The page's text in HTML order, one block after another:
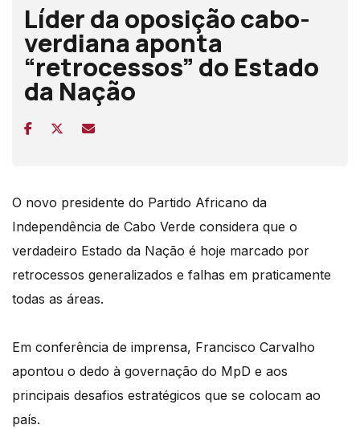
Líder da oposição cabo-
verdiana aponta
“retrocessos” do Estado
da Nação
O novo presidente do Partido Africano da
Independência de Cabo Verde considera que o
verdadeiro Estado da Nação é hoje marcado por
retrocessos generalizados e falhas em praticamente
todas as áreas.
Em conferência de imprensa, Francisco Carvalho
apontou o dedo à governação do MpD e aos
principais desafios estratégicos que se colocam ao
país.